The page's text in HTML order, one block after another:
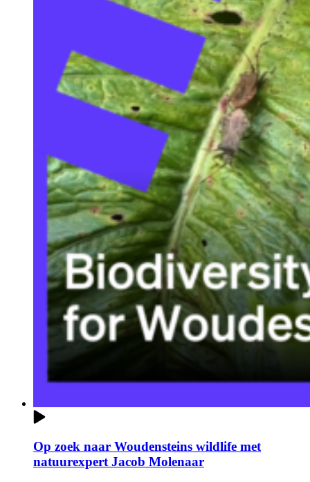
Op zoek naar Woudensteins wildlife met
natuurexpert Jacob Molenaar